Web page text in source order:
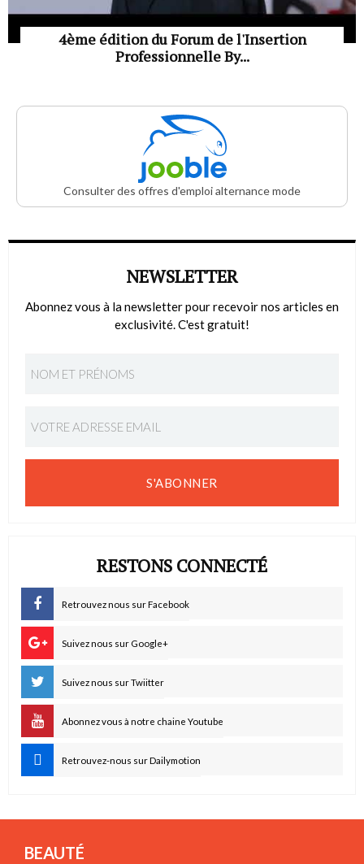
4ème édition du Forum de l'Insertion
Professionnelle By...
Consulter des offres d'emploi alternance mode
NEWSLETTER
Abonnez vous à la newsletter pour recevoir nos articles en
exclusivité. C'est gratuit!
S'ABONNER
RESTONS CONNECTÉ
Retrouvez nous sur Facebook
Suivez nous sur Google+
Suivez nous sur Twiitter
Abonnez vous à notre chaine Youtube
Retrouvez-nous sur Dailymotion
BEAUTÉ